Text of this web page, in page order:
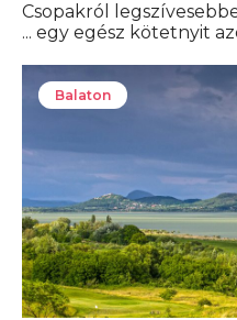
Csopakról
... egy egész kötetnyit
Balaton